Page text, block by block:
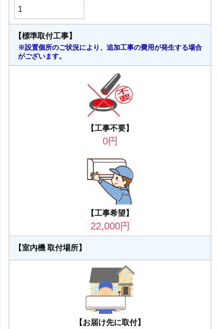
【標準取付工事】
※設置個所のご状況により、追加工事の費用が発生する場合
がございます。
【工事不要】
0円
【工事希望】
22,000円
【室内機 取付場所】
【お届け先に取付】